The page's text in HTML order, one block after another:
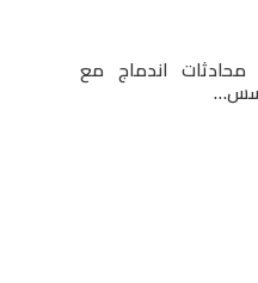
محادثات اندماج مع